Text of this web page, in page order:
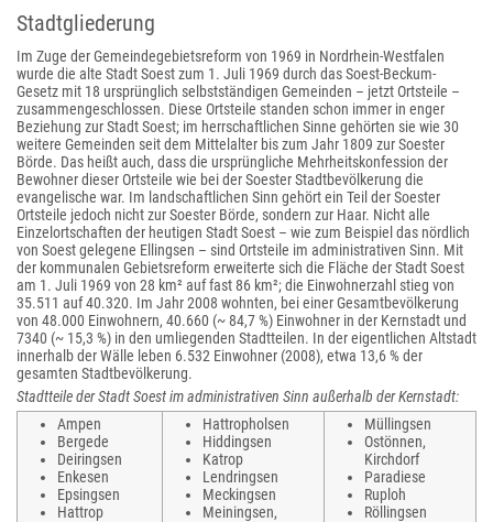
Stadtgliederung
Im Zuge der Gemeindegebietsreform von 1969 in Nordrhein-Westfalen
wurde die alte Stadt Soest zum 1. Juli 1969 durch das Soest-Beckum-
Gesetz mit 18 ursprünglich selbstständigen Gemeinden – jetzt Ortsteile –
zusammengeschlossen. Diese Ortsteile standen schon immer in enger
Beziehung zur Stadt Soest; im herrschaftlichen Sinne gehörten sie wie 30
weitere Gemeinden seit dem Mittelalter bis zum Jahr 1809 zur Soester
Börde. Das heißt auch, dass die ursprüngliche Mehrheitskonfession der
Bewohner dieser Ortsteile wie bei der Soester Stadtbevölkerung die
evangelische war. Im landschaftlichen Sinn gehört ein Teil der Soester
Ortsteile jedoch nicht zur Soester Börde, sondern zur Haar. Nicht alle
Einzelortschaften der heutigen Stadt Soest – wie zum Beispiel das nördlich
von Soest gelegene Ellingsen – sind Ortsteile im administrativen Sinn. Mit
der kommunalen Gebietsreform erweiterte sich die Fläche der Stadt Soest
am 1. Juli 1969 von 28 km² auf fast 86 km²; die Einwohnerzahl stieg von
35.511 auf 40.320. Im Jahr 2008 wohnten, bei einer Gesamtbevölkerung
von 48.000 Einwohnern, 40.660 (~ 84,7 %) Einwohner in der Kernstadt und
7340 (~ 15,3 %) in den umliegenden Stadtteilen. In der eigentlichen Altstadt
innerhalb der Wälle leben 6.532 Einwohner (2008), etwa 13,6 % der
gesamten Stadtbevölkerung.
Stadtteile der Stadt Soest im administrativen Sinn außerhalb der Kernstadt:
Ampen
Bergede
Deiringsen
Enkesen
Epsingsen
Hattrop
Hattropholsen
Hiddingsen
Katrop
Lendringsen
Meckingsen
Meiningsen,
Müllingsen
Ostönnen,
Kirchdorf
Paradiese
Ruploh
Röllingsen